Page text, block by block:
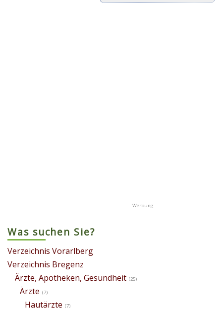
Was suchen Sie?
Verzeichnis Vorarlberg
Verzeichnis Bregenz
Ärzte, Apotheken, Gesundheit (25)
Ärzte (7)
Hautärzte (7)